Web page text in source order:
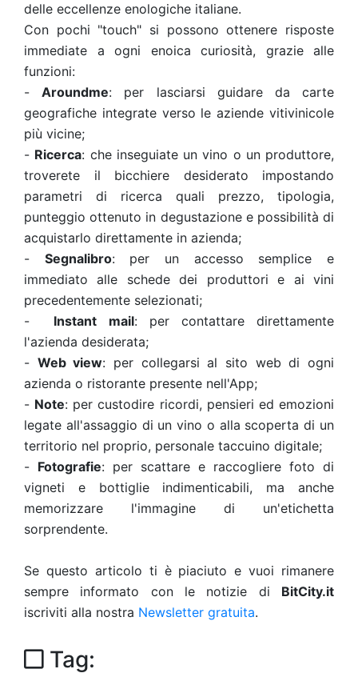
delle eccellenze enologiche italiane.
Con pochi "touch" si possono ottenere risposte
immediate a ogni enoica curiosità, grazie alle
funzioni:
-Aroundme: per lasciarsi guidare da carte
geografiche integrate verso le aziende vitivinicole
più vicine;
- Ricerca: che inseguiate un vino o un produttore,
troverete il bicchiere desiderato impostando
parametri di ricerca quali prezzo, tipologia,
punteggio ottenuto in degustazione e possibilità di
acquistarlo direttamente in azienda;
- Segnalibro: per un accesso semplice e
immediato alle schede dei produttori e ai vini
precedentemente selezionati;
- Instant mail: per contattare direttamente
l'azienda desiderata;
- Web view: per collegarsi al sito web di ogni
azienda o ristorante presente nell'App;
- Note: per custodire ricordi, pensieri ed emozioni
legate all'assaggio di un vino o alla scoperta di un
territorio nel proprio, personale taccuino digitale;
- Fotografie: per scattare e raccogliere foto di
vigneti e bottiglie indimenticabili, ma anche
memorizzare l'immagine di un'etichetta
sorprendente.
Se questo articolo ti è piaciuto e vuoi rimanere
sempre informato con le notizie di BitCity.it
iscriviti alla nostra Newsletter gratuita.
Tag: